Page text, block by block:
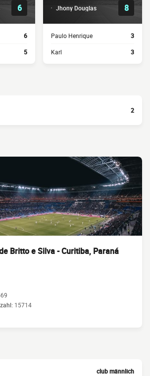
6
6
5
Jhony Douglas 8
Paulo Henrique 3
Karl 3
2
Britto e Silva - Curitiba, Paraná
15714
club männlich